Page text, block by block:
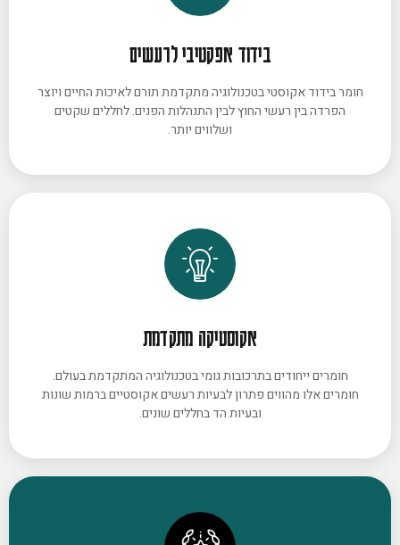
בידוד אפקטיבי לרעשים
חומר בידוד אקוסטי בטכנולוגיה מתקדמת תורם לאיכות החיים ויוצר
הפרדה בין רעשי החוץ לבין התנהלות הפנים. לחללים שקטים
ושלווים יותר.
אקוסטיקה מתקדמת
חומרים ייחודים בתרכובות גומי בטכנולוגיה המתקדמת בעולם.
חומרים אלו מהווים פתרון לבעיות רעשים אקוסטיים ברמות שונות
ובעיות הד בחללים שונים.